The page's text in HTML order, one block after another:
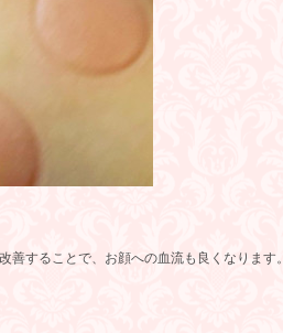
することで、お顔への血流も良くなります。